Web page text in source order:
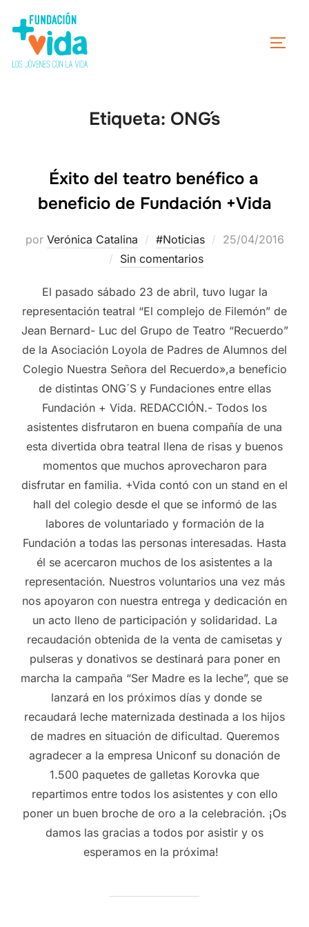
Etiqueta: ONG´s
Éxito del teatro benéfico a
beneficio de Fundación +Vida
por Verónica Catalina #Noticias
25/04/2016
Sin comentarios
El pasado sábado 23 de abril, tuvo lugar la
representación teatral “El complejo de Filemón” de
Jean Bernard- Luc del Grupo de Teatro “Recuerdo”
de la Asociación Loyola de Padres de Alumnos del
Colegio Nuestra Señora del Recuerdo»,a beneficio
de distintas ONG´S y Fundaciones entre ellas
Fundación + Vida. REDACCIÓN.- Todos los
asistentes disfrutaron en buena compañía de una
esta divertida obra teatral llena de risas y buenos
momentos que muchos aprovecharon para
disfrutar en familia. +Vida contó con un stand en el
hall del colegio desde el que se informó de las
labores de voluntariado y formación de la
Fundación a todas las personas interesadas. Hasta
él se acercaron muchos de los asistentes a la
representación. Nuestros voluntarios una vez más
nos apoyaron con nuestra entrega y dedicación en
un acto lleno de participación y solidaridad. La
recaudación obtenida de la venta de camisetas y
pulseras y donativos se destinará para poner en
marcha la campaña “Ser Madre es la leche”, que se
lanzará en los próximos días y donde se
recaudará leche maternizada destinada a los hijos
de madres en situación de dificultad. Queremos
agradecer a la empresa Uniconf su donación de
1.500 paquetes de galletas Korovka que
repartimos entre todos los asistentes y con ello
poner un buen broche de oro a la celebración. ¡Os
damos las gracias a todos por asistir y os
esperamos en la próxima!